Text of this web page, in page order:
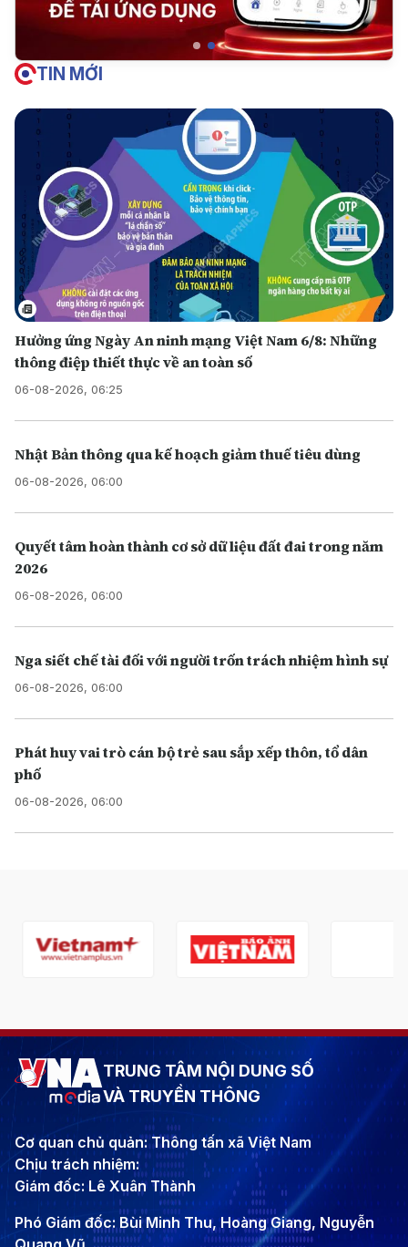
TIN MỚI
Hưởng ứng Ngày An ninh mạng Việt Nam 6/8: Những
thông điệp thiết thực về an toàn số
06-08-2026, 06:25
Nhật Bản thông qua kế hoạch giảm thuế tiêu dùng
06-08-2026, 06:00
Quyết tâm hoàn thành cơ sở dữ liệu đất đai trong năm
2026
06-08-2026, 06:00
Nga siết chế tài đối với người trốn trách nhiệm hình sự
06-08-2026, 06:00
Phát huy vai trò cán bộ trẻ sau sắp xếp thôn, tổ dân
phố
06-08-2026, 06:00
TRUNG TÂM NỘI DUNG SỐ
VÀ TRUYỀN THÔNG
Cơ quan chủ quản: Thông tấn xã Việt Nam
Chịu trách nhiệm:
Giám đốc: Lê Xuân Thành
Phó Giám đốc: Bùi Minh Thu, Hoàng Giang, Nguyễn